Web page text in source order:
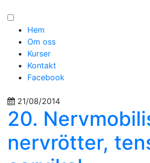
Hem
Om oss
Kurser
Kontakt
Facebook
21/08/2014
20.
nervrötter,